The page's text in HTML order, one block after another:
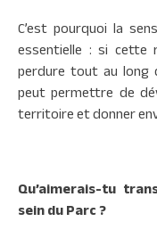
C’est pourquoi la
essentielle : si
perdure tout au long
peut permettre de
territoire et donner
Qu’aimerais-tu
sein du Parc ?